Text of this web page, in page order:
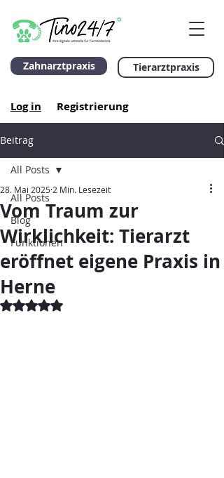
Zahnarztpraxis Tierarztpraxis
Log in Registrierung
Beitrag
All Posts
Blog
Funktionen
All Posts
Vom Traum zur
Wirklichkeit: Tierarzt
eröffnet eigene Praxis in
Herne
28. Mai 2025 2 Min. Lesezeit
Mit NaN von 5 Sternen bewertet.